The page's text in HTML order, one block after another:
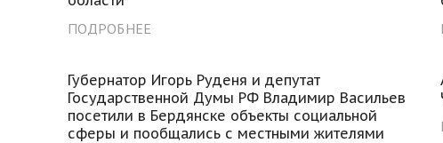
ПОДРОБНЕЕ
Губернатор Игорь Руденя и депутат
Государственной Думы РФ Владимир Васильев
посетили в Бердянске объекты социальной
сферы и пообщались с местными жителями